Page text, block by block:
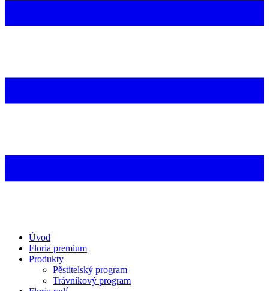
Úvod
Floria premium
Produkty
Pěstitelský program
Trávníkový program